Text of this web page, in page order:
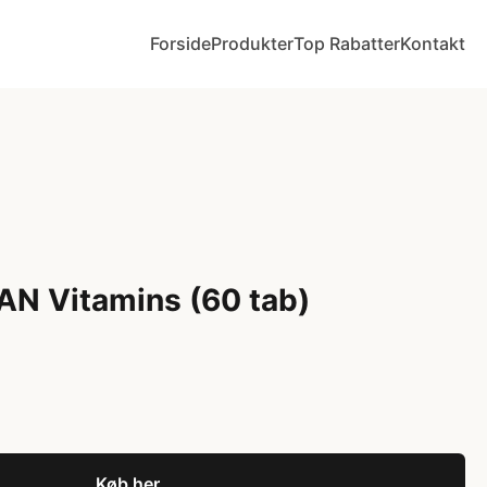
ForsideProdukterTop RabatterKontakt
Vitamins (60 tab)